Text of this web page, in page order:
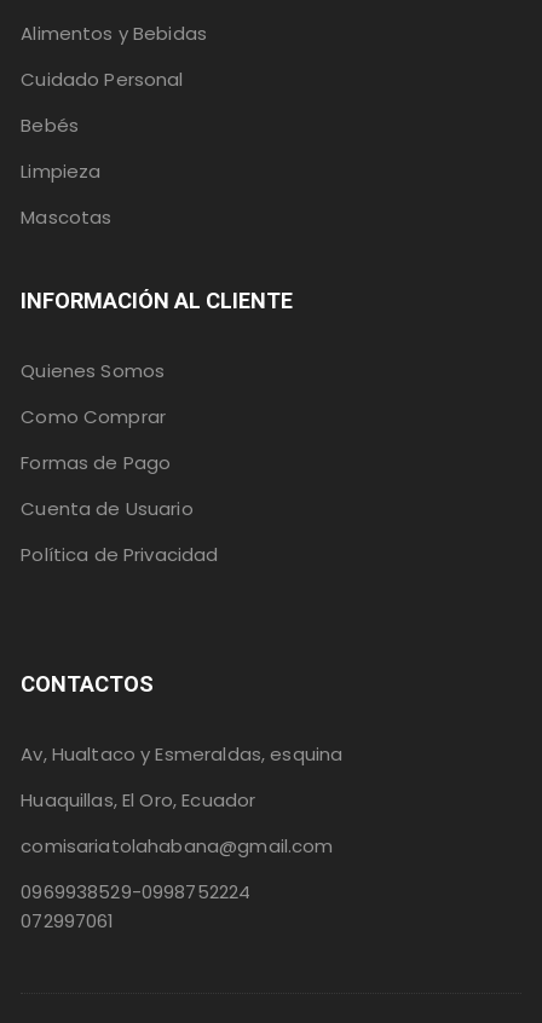
Alimentos y Bebidas
Cuidado Personal
Bebés
Limpieza
Mascotas
INFORMACIÓN AL CLIENTE
Quienes Somos
Como Comprar
Formas de Pago
Cuenta de Usuario
Política de Privacidad
CONTACTOS
Av, Hualtaco y Esmeraldas, esquina
Huaquillas, El Oro, Ecuador
comisariatolahabana@gmail.com
0969938529-0998752224
072997061